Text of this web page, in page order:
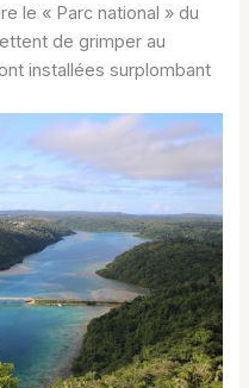
le « Parc national » du
de grimper au
installées surplombant